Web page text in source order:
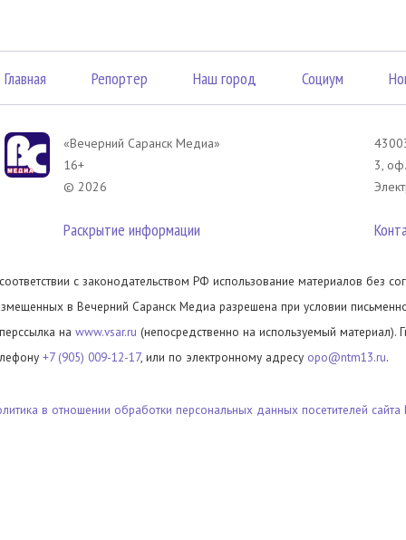
Главная Репортер Наш город Социум
«Вечерний Саранск Mедиа»
16+
© 2026
Раскрытие информации
3,
с законодательством РФ использование материалов без
в Вечерний Саранск Медиа разрешена при условии
на www.vsar.ru (непосредственно на используемый материал).
+7 (905) 009-12-17, или по электронному адресу opo@ntm13.ru.
в отношении обработки персональных данных посетителей